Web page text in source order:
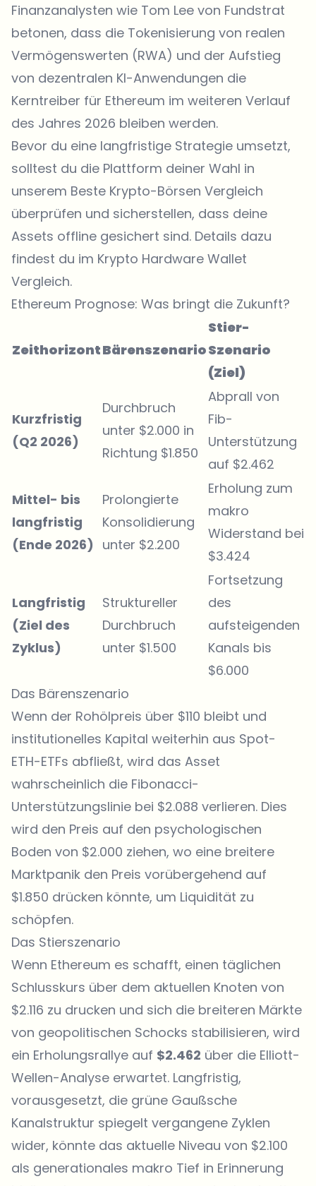
Finanzanalysten wie Tom Lee von Fundstrat
betonen, dass die Tokenisierung von realen
Vermögenswerten (RWA) und der Aufstieg
von dezentralen KI-Anwendungen die
Kerntreiber für Ethereum im weiteren Verlauf
des Jahres 2026 bleiben werden.
Bevor du eine langfristige Strategie umsetzt,
solltest du die Plattform deiner Wahl in
unserem Beste Krypto-Börsen Vergleich
überprüfen und sicherstellen, dass deine
Assets offline gesichert sind. Details dazu
findest du im Krypto Hardware Wallet
Vergleich.
Ethereum Prognose: Was bringt die Zukunft?
ZeithorizontBärenszenario
Stier-
Szenario
(Ziel)
Kurzfristig
(Q2 2026)
Durchbruch
unter $2.000 in
Richtung $1.850
Abprall von
Fib-
Unterstützung
auf $2.462
Mittel- bis
langfristig
(Ende 2026)
Prolongierte
Konsolidierung
unter $2.200
Erholung zum
makro
Widerstand bei
$3.424
Langfristig
(Ziel des
Zyklus)
Struktureller
Durchbruch
unter $1.500
Fortsetzung
des
aufsteigenden
Kanals bis
$6.000
Das Bärenszenario
Wenn der Rohölpreis über $110 bleibt und
institutionelles Kapital weiterhin aus Spot-
ETH-ETFs abfließt, wird das Asset
wahrscheinlich die Fibonacci-
Unterstützungslinie bei $2.088 verlieren. Dies
wird den Preis auf den psychologischen
Boden von $2.000 ziehen, wo eine breitere
Marktpanik den Preis vorübergehend auf
$1.850 drücken könnte, um Liquidität zu
schöpfen.
Das Stierszenario
Wenn Ethereum es schafft, einen täglichen
Schlusskurs über dem aktuellen Knoten von
$2.116 zu drucken und sich die breiteren Märkte
von geopolitischen Schocks stabilisieren, wird
ein Erholungsrallye auf $2.462 über die Elliott-
Wellen-Analyse erwartet. Langfristig,
vorausgesetzt, die grüne Gaußsche
Kanalstruktur spiegelt vergangene Zyklen
wider, könnte das aktuelle Niveau von $2.100
als generationales makro Tief in Erinnerung